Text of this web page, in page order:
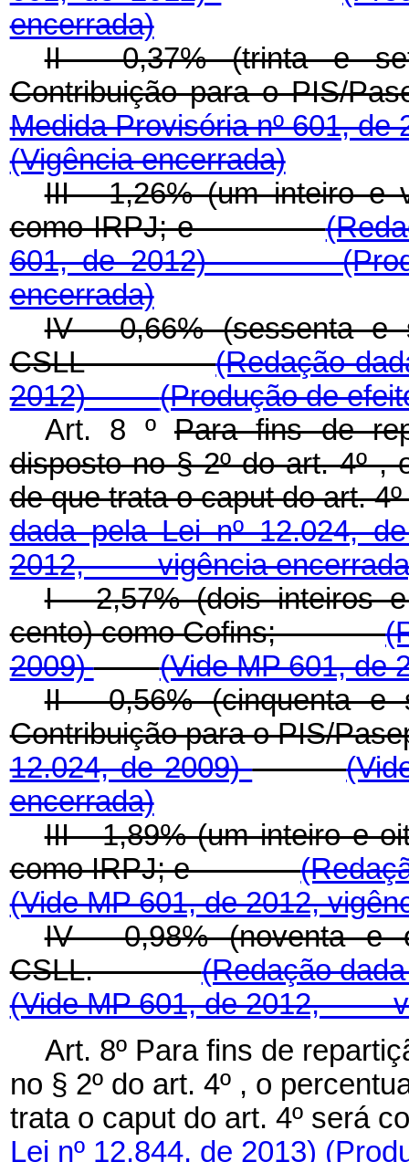
encerrada)
II - 0,37% (trinta e
Contribuição para o
Medida Provisória nº 601, de
(Vigência encerrada)
III - 1,26% (um inteiro e
como IRPJ; e
601, de 2012)
encerrada)
IV - 0,66% (sessenta e
CSLL(Redação
2012)(Produção de
Art. 8 º Para fins de
disposto no § 2º do art. 4º ,
de que trata ocaputdo art.
dada pela Lei nº
2012, vigência
I - 2,57% (dois inteiros
cento) como Cofins;
2009)
(Vide MP 601,
II - 0,56% (cinquenta e
Contribuição para o
12.024, de 2009)
encerrada)
III - 1,89% (um inteiro e
como IRPJ; e
(Vide MP 601, de 2012,
IV - 0,98% (noventa e
CSLL.(Redação
(Vide MP 601, de 2012,
Art. 8º Para fins de
no § 2º do art. 4º , o
trata o caput do art. 4º
Lei nº 12.844, de 2013)